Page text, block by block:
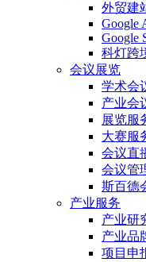
外贸建
Google
Google
科灯跨
会议展览
学术会
产业会
展览服
大赛服
会议直
会议管
斯百德
产业服务
产业研
产业品
项目申